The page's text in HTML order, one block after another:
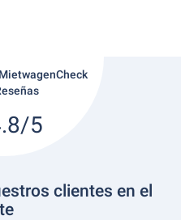
5
clientes en el